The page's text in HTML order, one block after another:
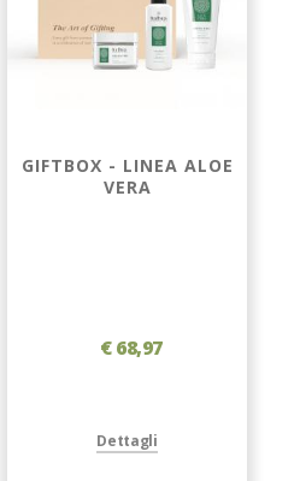
GIFTBOX - LINEA ALOE
VERA
€ 68,97
Dettagli